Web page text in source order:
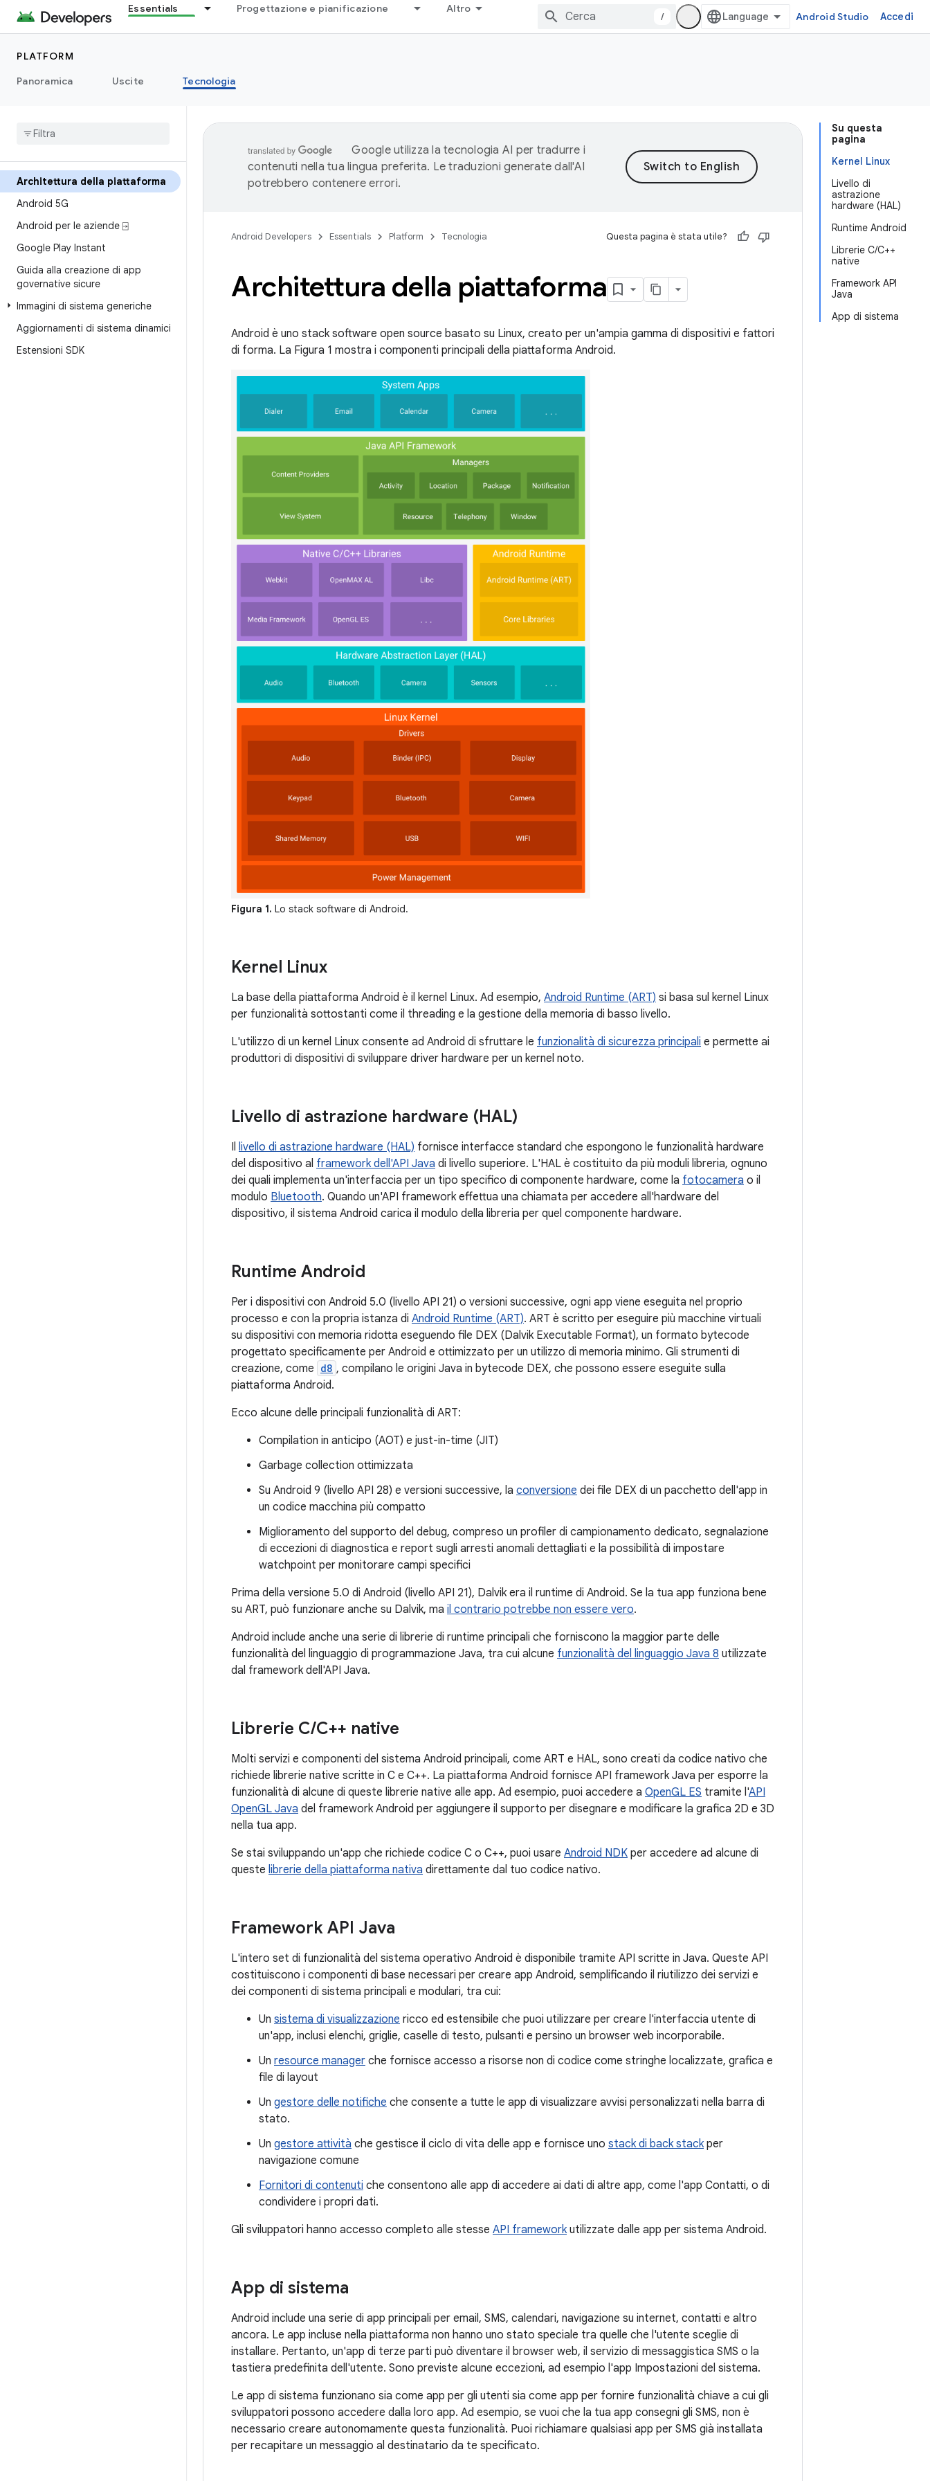
Essentials Progettazione e pianificazione Altro
/ Android Studio Accedi
PLATFORM
Panoramica
Uscite Tecnologia
Architettura della piattaforma
Android 5G
Android per le aziende ⍈
Google Play Instant
Guida alla creazione di app
governative sicure
Immagini di sistema generiche
Aggiornamenti di sistema dinamici
Estensioni SDK
Su questa
pagina
Kernel Linux
Livello di
astrazione
hardware (HAL)
Runtime Android
Librerie C/C++
native
Framework API
Java
App di sistema
Google utilizza la tecnologia AI per tradurre i
contenuti nella tua lingua preferita. Le traduzioni generate dall'AI
potrebbero contenere errori.
Android Developers Essentials Platform Tecnologia Questa pagina è stata utile?
Architettura della piattaforma
Android è uno stack software open source basato su Linux, creato per un'ampia gamma di dispositivi e fattori
di forma. La Figura 1 mostra i componenti principali della piattaforma Android.
Figura 1. Lo stack software di Android.
Kernel Linux
La base della piattaforma Android è il kernel Linux. Ad esempio, Android Runtime (ART) si basa sul kernel Linux
per funzionalità sottostanti come il threading e la gestione della memoria di basso livello.
L'utilizzo di un kernel Linux consente ad Android di sfruttare le funzionalità di sicurezza principali e permette ai
produttori di dispositivi di sviluppare driver hardware per un kernel noto.
Livello di astrazione hardware (HAL)
Il livello di astrazione hardware (HAL) fornisce interfacce standard che espongono le funzionalità hardware
del dispositivo al framework dell'API Java di livello superiore. L'HAL è costituito da più moduli libreria, ognuno
dei quali implementa un'interfaccia per un tipo specifico di componente hardware, come la fotocamera o il
modulo Bluetooth. Quando un'API framework effettua una chiamata per accedere all'hardware del
dispositivo, il sistema Android carica il modulo della libreria per quel componente hardware.
Runtime Android
Per i dispositivi con Android 5.0 (livello API 21) o versioni successive, ogni app viene eseguita nel proprio
processo e con la propria istanza di Android Runtime (ART). ART è scritto per eseguire più macchine virtuali
su dispositivi con memoria ridotta eseguendo file DEX (Dalvik Executable Format), un formato bytecode
progettato specificamente per Android e ottimizzato per un utilizzo di memoria minimo. Gli strumenti di
creazione, come d8 , compilano le origini Java in bytecode DEX, che possono essere eseguite sulla
piattaforma Android.
Ecco alcune delle principali funzionalità di ART:
Compilation in anticipo (AOT) e just-in-time (JIT)
Garbage collection ottimizzata
Su Android 9 (livello API 28) e versioni successive, la conversione dei file DEX di un pacchetto dell'app in
un codice macchina più compatto
Miglioramento del supporto del debug, compreso un profiler di campionamento dedicato, segnalazione
di eccezioni di diagnostica e report sugli arresti anomali dettagliati e la possibilità di impostare
watchpoint per monitorare campi specifici
Prima della versione 5.0 di Android (livello API 21), Dalvik era il runtime di Android. Se la tua app funziona bene
su ART, può funzionare anche su Dalvik, ma il contrario potrebbe non essere vero.
Android include anche una serie di librerie di runtime principali che forniscono la maggior parte delle
funzionalità del linguaggio di programmazione Java, tra cui alcune funzionalità del linguaggio Java 8 utilizzate
dal framework dell'API Java.
Librerie C/C++ native
Molti servizi e componenti del sistema Android principali, come ART e HAL, sono creati da codice nativo che
richiede librerie native scritte in C e C++. La piattaforma Android fornisce API framework Java per esporre la
funzionalità di alcune di queste librerie native alle app. Ad esempio, puoi accedere a OpenGL ES tramite l'API
OpenGL Java del framework Android per aggiungere il supporto per disegnare e modificare la grafica 2D e 3D
nella tua app.
Se stai sviluppando un'app che richiede codice C o C++, puoi usare Android NDK per accedere ad alcune di
queste librerie della piattaforma nativa direttamente dal tuo codice nativo.
Framework API Java
L'intero set di funzionalità del sistema operativo Android è disponibile tramite API scritte in Java. Queste API
costituiscono i componenti di base necessari per creare app Android, semplificando il riutilizzo dei servizi e
dei componenti di sistema principali e modulari, tra cui:
Un sistema di visualizzazione ricco ed estensibile che puoi utilizzare per creare l'interfaccia utente di
un'app, inclusi elenchi, griglie, caselle di testo, pulsanti e persino un browser web incorporabile.
Un resource manager che fornisce accesso a risorse non di codice come stringhe localizzate, grafica e
file di layout
Un gestore delle notifiche che consente a tutte le app di visualizzare avvisi personalizzati nella barra di
stato.
Un gestore attività che gestisce il ciclo di vita delle app e fornisce uno stack di back stackper
navigazione comune
Fornitori di contenuti che consentono alle app di accedere ai dati di altre app, come l'app Contatti, o di
condividere i propri dati.
Gli sviluppatori hanno accesso completo alle stesse API frameworkutilizzate dalle app per sistema Android.
App di sistema
Android include una serie di app principali per email, SMS, calendari, navigazione su internet, contatti e altro
ancora. Le app incluse nella piattaforma non hanno uno stato speciale tra quelle che l'utente sceglie di
installare. Pertanto, un'app di terze parti può diventare il browser web, il servizio di messaggistica SMS o la
tastiera predefinita dell'utente. Sono previste alcune eccezioni, ad esempio l'app Impostazioni del sistema.
Le app di sistema funzionano sia come app per gli utenti sia come app per fornire funzionalità chiave a cui gli
sviluppatori possono accedere dalla loro app. Ad esempio, se vuoi che la tua app consegni gli SMS, non è
necessario creare autonomamente questa funzionalità. Puoi richiamare qualsiasi app per SMS già installata
per recapitare un messaggio al destinatario da te specificato.